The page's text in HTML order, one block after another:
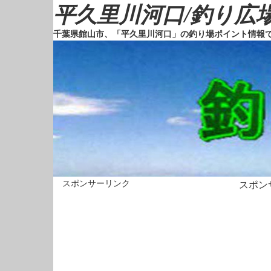
平久里川河口/釣り広
千葉県館山市、「平久里川河口」の釣り場ポイント情報
スポ
スポンサーリンク